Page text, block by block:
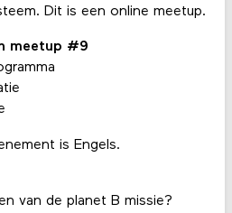
Dit is een online meetup.
meetup #9
is Engels.
van de planet B missie?